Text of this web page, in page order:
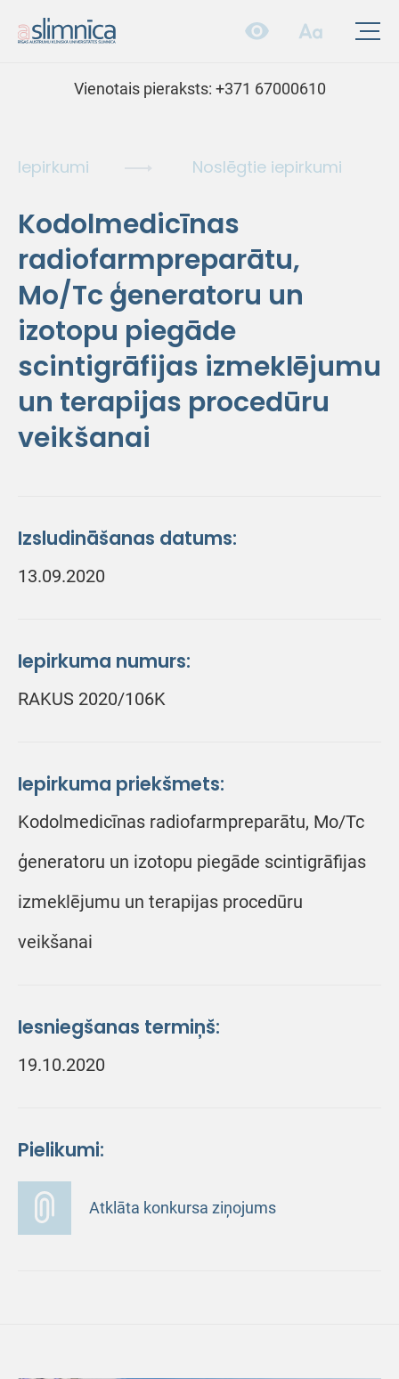
Vienotais pieraksts: +371 67000610
Iepirkumi Noslēgtie iepirkumi
Kodolmedicīnas
radiofarmpreparātu,
Mo/Tc ģeneratoru un
izotopu piegāde
scintigrāfijas izmeklējumu
un terapijas procedūru
veikšanai
Izsludināšanas datums:
13.09.2020
Iepirkuma numurs:
RAKUS 2020/106K
Iepirkuma priekšmets:
Kodolmedicīnas radiofarmpreparātu, Mo/Tc
ģeneratoru un izotopu piegāde scintigrāfijas
izmeklējumu un terapijas procedūru
veikšanai
Iesniegšanas termiņš:
19.10.2020
Pielikumi:
Atklāta konkursa ziņojums